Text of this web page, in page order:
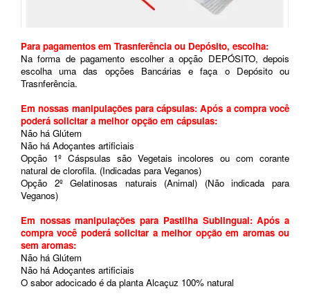
Para pagamentos em Trasnferência ou Depósito, escolha:
Na forma de pagamento escolher a opção DEPÓSITO, depois
escolha uma das opções Bancárias e faça o Depósito ou
Trasnferência.
Em nossas manipulações para cápsulas: Após a compra você
poderá solicitar a melhor opção em cápsulas:
Não há Glútem
Não há Adoçantes artificiais
Opção 1º Cáspsulas são Vegetais incolores ou com corante
natural de clorofila. (Indicadas para Veganos)
Opção 2º Gelatinosas naturais (Animal) (Não indicada para
Veganos)
Em nossas manipulações para Pastilha Sublingual:Após a
compra você poderá solicitar a melhor opção em aromas ou
sem aromas:
Não há Glútem
Não há Adoçantes artificiais
O sabor adocicado é da planta Alcaçuz 100% natural